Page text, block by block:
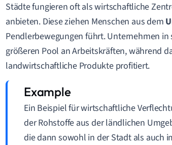
Städte fungieren oft als wirtschaftliche
anbieten. Diese ziehen Menschen aus dem
Pendlerbewegungen führt. Unternehmen
größeren Pool an Arbeitskräften, während
landwirtschaftliche Produkte profitiert.
Ein Beispiel für wirtschaftliche
der Rohstoffe aus der ländlichen
die dann sowohl in der Stadt als auch